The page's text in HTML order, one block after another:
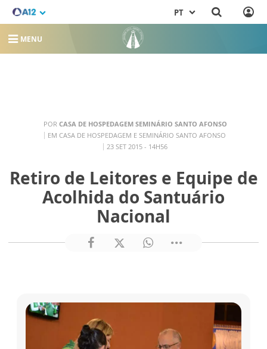
PT
MENU
POR CASA DE HOSPEDAGEM SEMINÁRIO SANTO AFONSO
EM CASA DE HOSPEDAGEM E SEMINÁRIO SANTO AFONSO
23 SET 2015 - 14H56
Retiro de Leitores e Equipe de
Acolhida do Santuário
Nacional